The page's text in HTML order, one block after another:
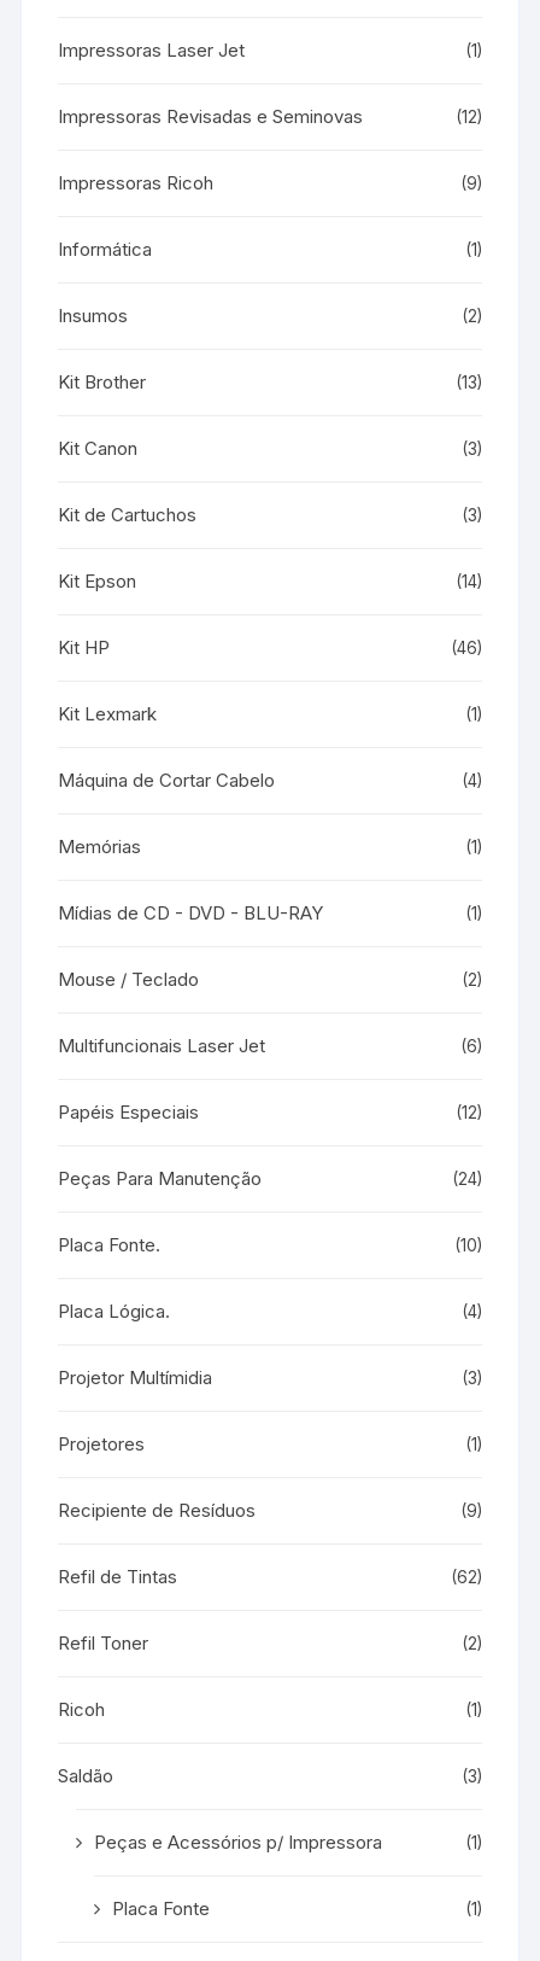
Impressoras Laser Jet (1)
Impressoras Revisadas e Seminovas (12)
Impressoras Ricoh (9)
Informática (1)
Insumos (2)
Kit Brother (13)
Kit Canon (3)
Kit de Cartuchos (3)
Kit Epson (14)
Kit HP (46)
Kit Lexmark (1)
Máquina de Cortar Cabelo (4)
Memórias (1)
Mídias de CD - DVD - BLU-RAY (1)
Mouse / Teclado (2)
Multifuncionais Laser Jet (6)
Papéis Especiais (12)
Peças Para Manutenção (24)
Placa Fonte. (10)
Placa Lógica. (4)
Projetor Multímidia (3)
Projetores (1)
Recipiente de Resíduos (9)
Refil de Tintas (62)
Refil Toner (2)
Ricoh (1)
Saldão (3)
Peças e Acessórios p/ Impressora (1)
Placa Fonte (1)